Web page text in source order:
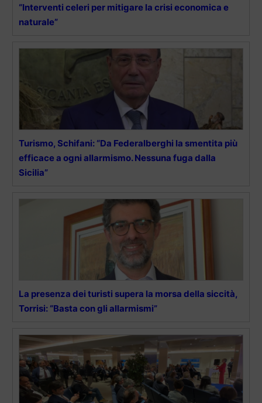
“Interventi celeri per mitigare la crisi economica e
naturale”
Turismo, Schifani: “Da Federalberghi la smentita più
efficace a ogni allarmismo. Nessuna fuga dalla
Sicilia”
La presenza dei turisti supera la morsa della siccità,
Torrisi: “Basta con gli allarmismi”